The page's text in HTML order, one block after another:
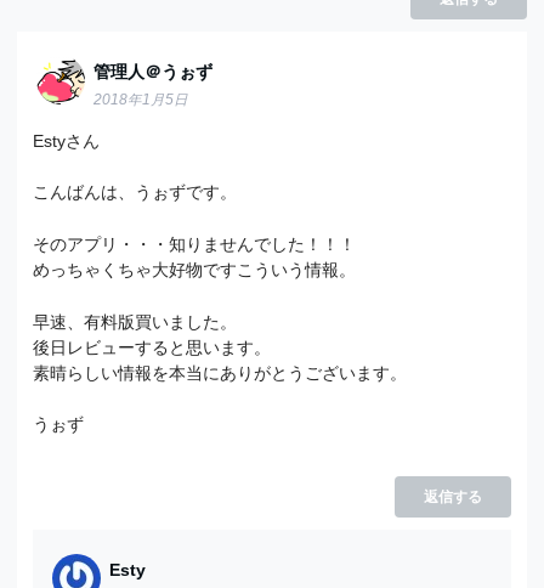
管理人＠うぉず
2018年1月5日
Estyさん
こんばんは、うぉずです。
そのアプリ・・・知りませんでした！！！
めっちゃくちゃ大好物ですこういう情報。
早速、有料版買いました。
後日レビューすると思います。
素晴らしい情報を本当にありがとうございます。
うぉず
返信する
Esty